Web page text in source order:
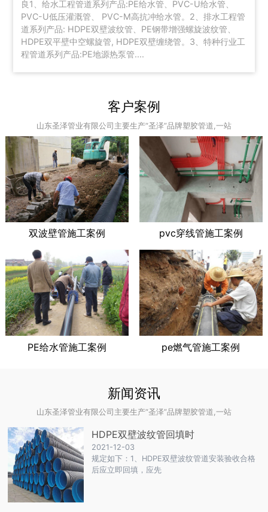
良1、给水工程管道系列产品:PE给水管、PVC-U给水管、
PVC-U低压灌溉管、 PVC-M高抗冲给水管。2、排水工程管
道系列产品: HDPE双壁波纹管、PE钢带增强螺旋波纹管、
HDPE双平壁中空螺旋管, HDPE双壁缠绕管。3、特种行业工
程管道系列产品:PE地源热泵管....
客户案例
山东圣泽管业有限公司主要生产“圣泽”品牌塑胶管道,一站
双波壁管施工案例 pvc穿线管施工案例
PE给水管施工案例 pe燃气管施工案例
新闻资讯
山东圣泽管业有限公司主要生产“圣泽”品牌塑胶管道,一站
HDPE双壁波纹管回填时
2021-12-03
规定如下：1、HDPE双壁波纹管道安装验收合格
后应立即回填，应先